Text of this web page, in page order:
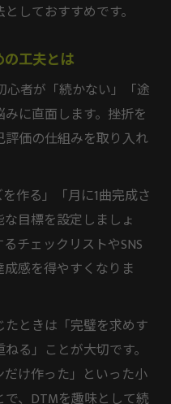
しておすすめです。
工夫とは
心者が「続かない」「途
に直面します。挫折を
価の仕組みを取り入れ
作る」「月に1曲完成さ
目標を設定しましょ
チェックリストやSNS
感を得やすくなりま
ときは「完璧を求めす
る」ことが大切です。
け作った」といった小
、DTMを趣味として続